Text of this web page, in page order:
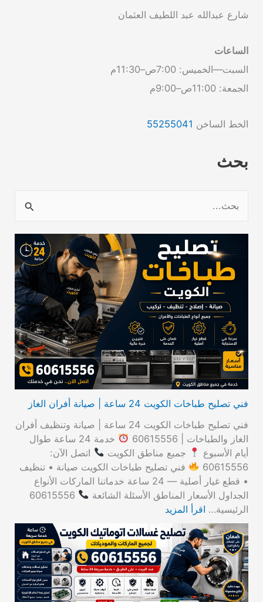
شارع عبدالله عبد اللطيف العثمان
الساعات
السبت—الخميس: 7:00ص–11:30م
الجمعة: 11:00ص–9:00م
الخط الساخن 55255041
بحث
فني تصليح طباخات الكويت 24 ساعة | صيانة أفران الغاز
فني تصليح طباخات الكويت 24 ساعة | صيانة وتنظيف أفران
الغاز والطباخات | 60615556
خدمة 24 ساعة طوال
أيام الأسبوع
جميع مناطق الكويت
اتصل الآن:
60615556
فني تصليح طباخات الكويت صيانة • تنظيف
• قطع غيار أصلية — 24 ساعة خدماتنا الماركات الأنواع
الجداول الأسعار المناطق الأسئلة الشائعة
60615556
الرئيسية… اقرأ المزيد